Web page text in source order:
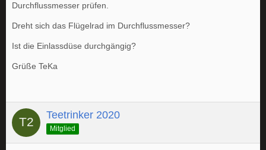
Durchflussmesser prüfen.
Dreht sich das Flügelrad im Durchflussmesser?
Ist die Einlassdüse durchgängig?
Grüße TeKa
Teetrinker 2020
Mitglied